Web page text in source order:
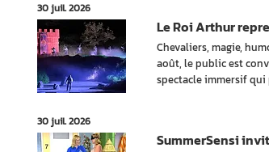
30 juil. 2026
Chevaliers, magie,
août, le public est
spectacle immersif
Le Roi Arthur
30 juil. 2026
SummerSensi